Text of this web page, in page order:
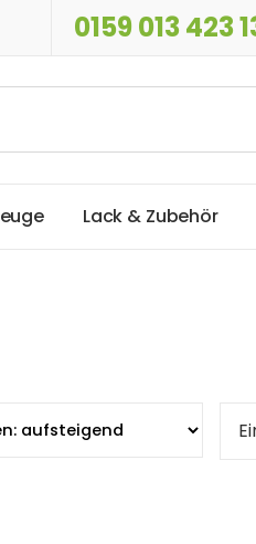
0159 013 423
euge Lack & Zubehör